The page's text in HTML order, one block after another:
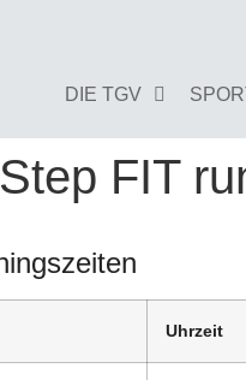
DIE TGV
FIT
Uhrzeit